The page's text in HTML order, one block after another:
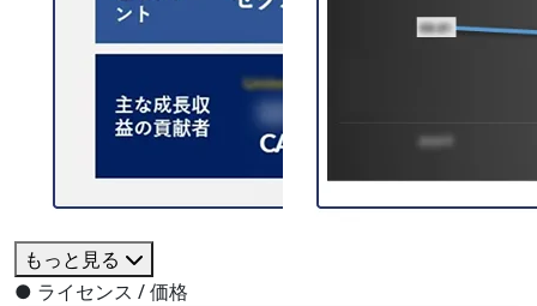
もっと見る
● ライセンス / 価格